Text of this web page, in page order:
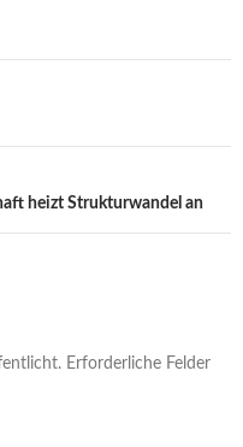
Li
heizt Strukturwandel an
Erforderliche Felder